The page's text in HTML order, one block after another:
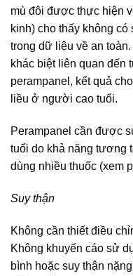
mù đôi được thực hiện
kinh) cho thấy không
trong dữ liệu về an
khác biệt liên quan đến
perampanel, kết quả
liều ở người cao tuổi.
Perampanel cần được
tuổi do khả năng tương
dùng nhiều thuốc (xem
Suy thận
Không cần thiết điều
Không khuyến cáo sử
bình hoặc suy thận